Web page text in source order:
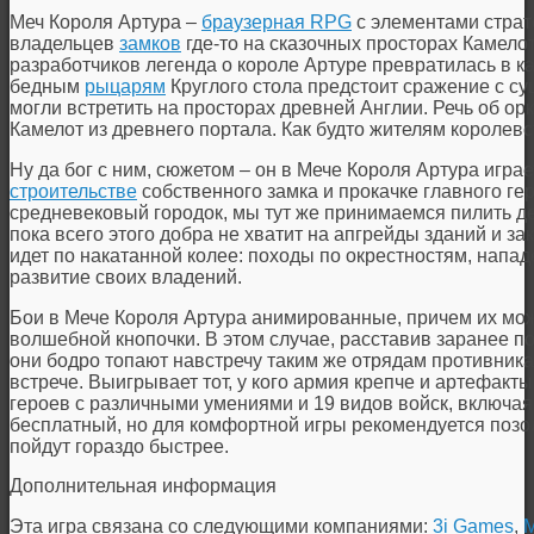
Меч Короля Артура – браузерная RPG c элементами
владельцев замков где-то на сказочных просторах
разработчиков легенда о короле Артуре превратилась в
бедным рыцарям Круглого стола предстоит сражение с
могли встретить на просторах древней Англии. Речь об
Камелот из древнего портала. Как будто жителям
Ну да бог с ним, сюжетом – он в Мече Короля Артура
строительстве собственного замка и прокачке главного
средневековый городок, мы тут же принимаемся пилить
пока всего этого добра не хватит на апгрейды зданий и
идет по накатанной колее: походы по окрестностям,
развитие своих владений.
Бои в Мече Короля Артура анимированные, причем их
волшебной кнопочки. В этом случае, расставив заранее
они бодро топают навстречу таким же отрядам
встрече. Выигрывает тот, у кого армия крепче и
героев с различными умениями и 19 видов войск,
бесплатный, но для комфортной игры рекомендуется
пойдут гораздо быстрее.
Дополнительная информация
Эта игра связана со следующими компаниями: 3i Games,